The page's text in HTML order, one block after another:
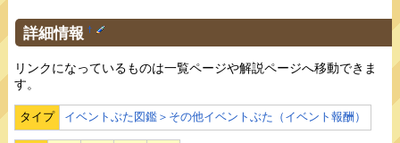
詳細情報 †
リンクになっているものは一覧ページや解説ページへ移動できま
す。
タイプ イベントぶた図鑑＞その他イベントぶた（イベント報酬）